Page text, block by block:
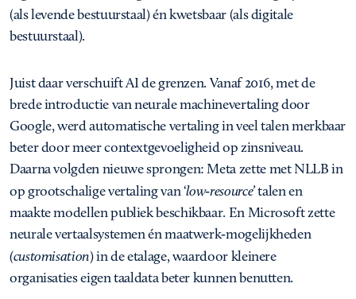
(als levende bestuurstaal) én kwetsbaar (als digitale
bestuurstaal).
Juist daar verschuift AI de grenzen. Vanaf 2016, met de
brede introductie van neurale machinevertaling door
Google, werd automatische vertaling in veel talen merkbaar
beter door meer contextgevoeligheid op zinsniveau.
Daarna volgden nieuwe sprongen: Meta zette met NLLB in
op grootschalige vertaling van ‘low‑resource’talen en
maakte modellen publiek beschikbaar. En Microsoft zette
neurale vertaalsystemen én maatwerk‑mogelijkheden
(customisation) in de etalage, waardoor kleinere
organisaties eigen taaldata beter kunnen benutten.